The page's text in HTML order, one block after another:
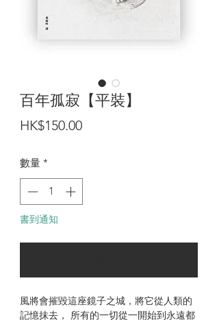
百年孤寂【平裝】
HK$150.00價
數量 *
書到通知
風將會摧毀這座鏡子之城，將它從人類的
記憶抹去， 所有的一切從一開始到永遠都